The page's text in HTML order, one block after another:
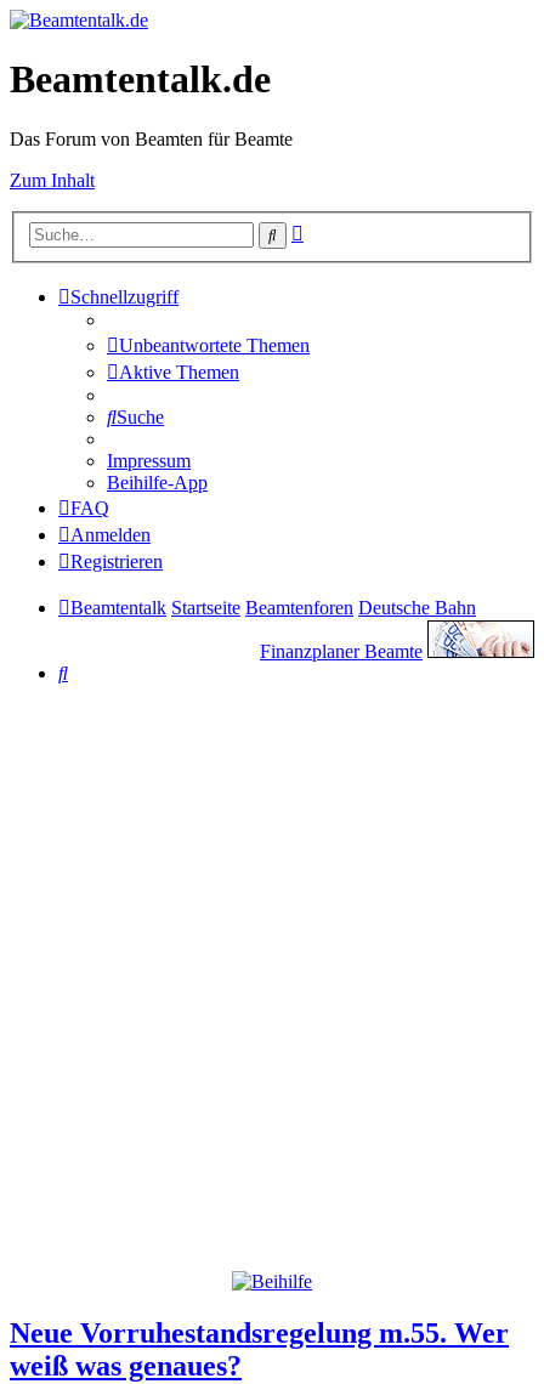
Beamtentalk.de
Das Forum von Beamten für Beamte
Zum Inhalt
Suche
Schnellzugriff
Unbeantwortete Themen
Aktive Themen
Suche
Impressum
Beihilfe-App
FAQ
Anmelden
Registrieren
Beamtentalk Startseite Beamtenforen Deutsche Bahn
Finanzplaner Beamte
Suche
Neue Vorruhestandsregelung m.55. Wer
weiß was genaues?